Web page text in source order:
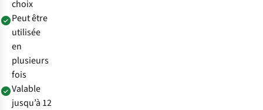
choix
Peut être
utilisée
en
plusieurs
fois
Valable
jusqu’à 12